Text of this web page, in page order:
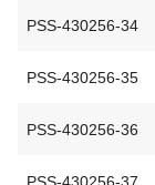
PSS-430256-34
PSS-430256-35
PSS-430256-36